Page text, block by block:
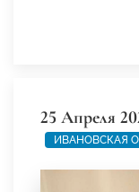
25 Апреля
ИВАНОВСКАЯ